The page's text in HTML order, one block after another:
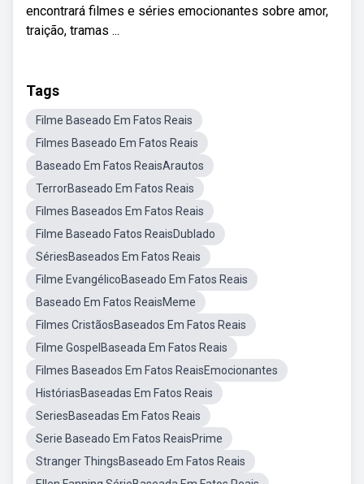
encontrará filmes e séries emocionantes sobre amor,
traição, tramas ...
Tags
Filme Baseado Em Fatos Reais
Filmes Baseado Em Fatos Reais
Baseado Em Fatos ReaisArautos
TerrorBaseado Em Fatos Reais
Filmes Baseados Em Fatos Reais
Filme Baseado Fatos ReaisDublado
SériesBaseados Em Fatos Reais
Filme EvangélicoBaseado Em Fatos Reais
Baseado Em Fatos ReaisMeme
Filmes CristãosBaseados Em Fatos Reais
Filme GospelBaseada Em Fatos Reais
Filmes Baseados Em Fatos ReaisEmocionantes
HistóriasBaseadas Em Fatos Reais
SeriesBaseadas Em Fatos Reais
Serie Baseado Em Fatos ReaisPrime
Stranger ThingsBaseado Em Fatos Reais